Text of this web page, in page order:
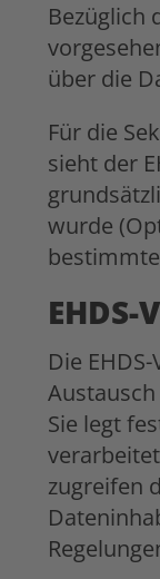
Bezüglich
über die
Für die
sieht der
wurde
Die
Sie legt
zugreifen